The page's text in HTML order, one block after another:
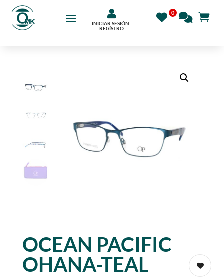

INICIAR SESIÓN |
REGÍSTRO
OCEAN PACIFIC
OHANA-TEAL